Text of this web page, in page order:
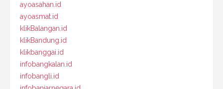
ayoasahan.id
ayoasmat.id
klikBalangan.id
klikBandung.id
klikbanggai.id
infobangkalan.id
infobangli.id